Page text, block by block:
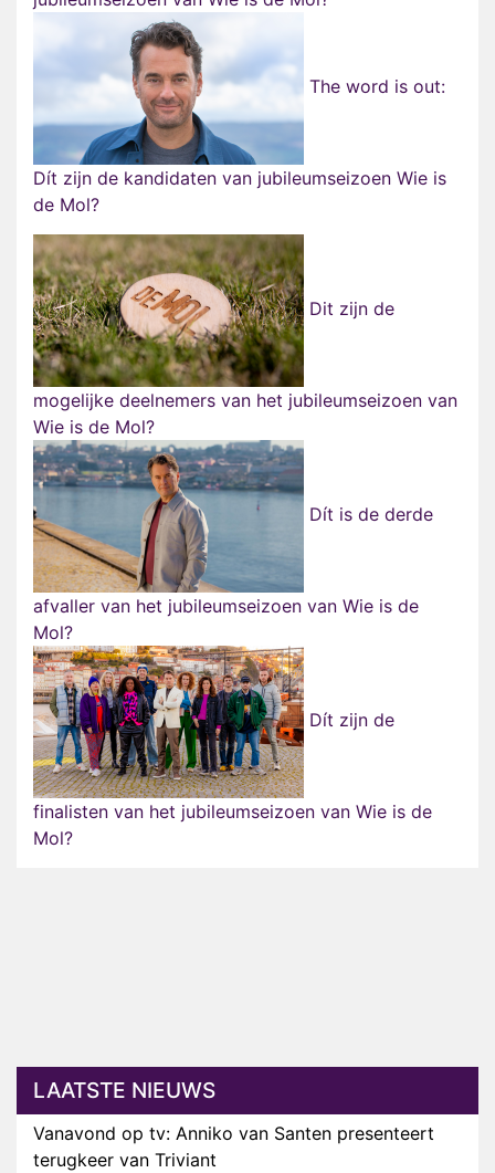
The word is out:
Dít zijn de kandidaten van jubileumseizoen Wie is
de Mol?
Dit zijn de
mogelijke deelnemers van het jubileumseizoen van
Wie is de Mol?
Dít is de derde
afvaller van het jubileumseizoen van Wie is de
Mol?
Dít zijn de
finalisten van het jubileumseizoen van Wie is de
Mol?
LAATSTE NIEUWS
Vanavond op tv: Anniko van Santen presenteert
terugkeer van Triviant